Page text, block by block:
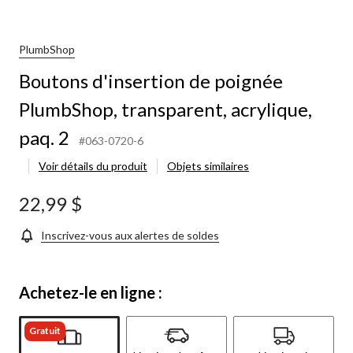
PlumbShop
Boutons d'insertion de poignée
PlumbShop, transparent, acrylique,
paq. 2
#063-0720-6
Voir détails du produit
Objets similaires
22,99 $
Inscrivez-vous aux alertes de soldes
Achetez-le en ligne :
Gratuit